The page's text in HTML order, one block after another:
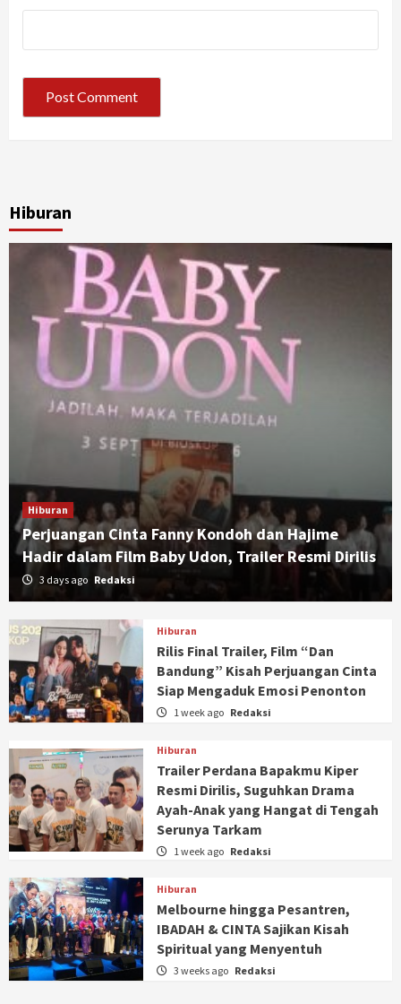
Hiburan
Hiburan
Perjuangan Cinta Fanny Kondoh dan Hajime
Hadir dalam Film Baby Udon, Trailer Resmi Dirilis
3 days ago Redaksi
Hiburan
Rilis Final Trailer, Film “Dan
Bandung” Kisah Perjuangan Cinta
Siap Mengaduk Emosi Penonton
1 week ago Redaksi
Hiburan
Trailer Perdana Bapakmu Kiper
Resmi Dirilis, Suguhkan Drama
Ayah-Anak yang Hangat di Tengah
Serunya Tarkam
1 week ago Redaksi
Hiburan
Melbourne hingga Pesantren,
IBADAH & CINTA Sajikan Kisah
Spiritual yang Menyentuh
3 weeks ago Redaksi